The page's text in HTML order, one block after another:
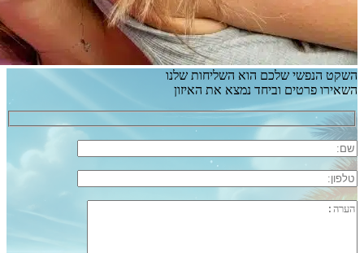
השקט הנפשי שלכם הוא השליחות שלנו
השאירו פרטים וביחד נמצא את האיזון